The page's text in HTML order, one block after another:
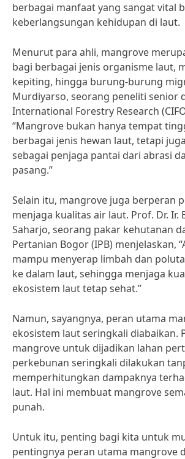
berbagai manfaat yang sangat vital
keberlangsungan kehidupan di laut.
Menurut para ahli, mangrove
bagi berbagai jenis organisme laut,
kepiting, hingga burung-burung
Murdiyarso, seorang peneliti senior
International Forestry Research
“Mangrove bukan hanya tempat
berbagai jenis hewan laut, tetapi
sebagai penjaga pantai dari abrasi
pasang.”
Selain itu, mangrove juga berperan
menjaga kualitas air laut. Prof. Dr. Ir.
Saharjo, seorang pakar kehutanan
Pertanian Bogor (IPB) menjelaskan,
mampu menyerap limbah dan
ke dalam laut, sehingga menjaga
ekosistem laut tetap sehat.”
Namun, sayangnya, peran utama
ekosistem laut seringkali diabaikan.
mangrove untuk dijadikan lahan
perkebunan seringkali dilakukan
memperhitungkan dampaknya
laut. Hal ini membuat mangrove
punah.
Untuk itu, penting bagi kita untuk
pentingnya peran utama mangrove